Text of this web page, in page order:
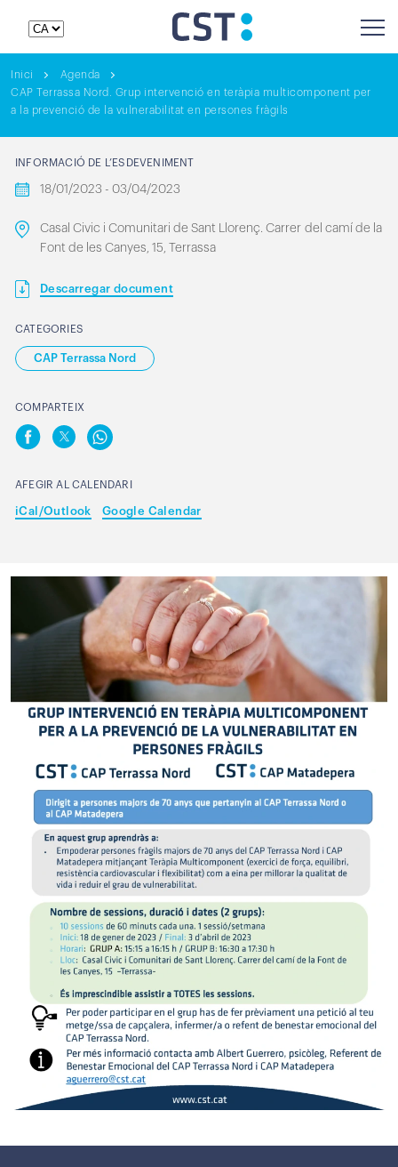
Inici
Agenda
CAP Terrassa Nord. Grup intervenció en teràpia multicomponent per
a la prevenció de la vulnerabilitat en persones fràgils
INFORMACIÓ DE L’ESDEVENIMENT
18/01/2023 - 03/04/2023
Casal Civic i Comunitari de Sant Llorenç. Carrer del camí de la
Font de les Canyes, 15, Terrassa
Descarregar document
CATEGORIES
CAP Terrassa Nord
COMPARTEIX
AFEGIR AL CALENDARI
iCal/Outlook Google Calendar